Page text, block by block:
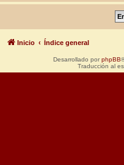
Inicio Índice general
Desarrollado por phpBB
Traducción al